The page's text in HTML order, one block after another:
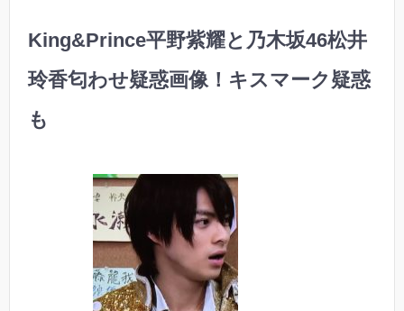
King&Prince平野紫耀と乃木坂46松井
玲香匂わせ疑惑画像！キスマーク疑惑
も